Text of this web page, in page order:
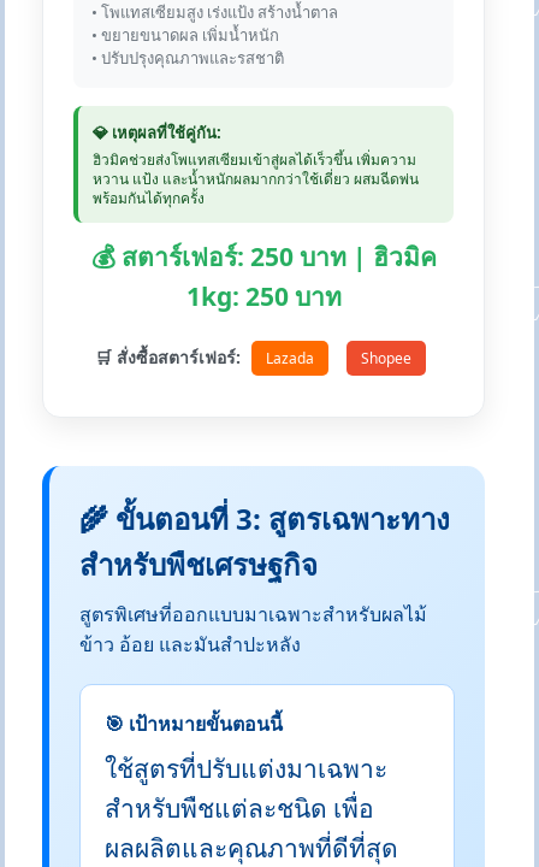
• โพแทสเซียมสูง เร่งแป้ง สร้างน้ำตาล
• ขยายขนาดผล เพิ่มน้ำหนัก
• ปรับปรุงคุณภาพและรสชาติ
💎 เหตุผลที่ใช้คู่กัน:
ฮิวมิคช่วยส่งโพแทสเซียมเข้าสู่ผลได้เร็วขึ้น เพิ่มความ
หวาน แป้ง และน้ำหนักผลมากกว่าใช้เดี่ยว ผสมฉีดพ่น
พร้อมกันได้ทุกครั้ง
💰 สตาร์เฟอร์: 250 บาท | ฮิวมิค
1kg: 250 บาท
🛒 สั่งซื้อสตาร์เฟอร์: Lazada Shopee
🌾 ขั้นตอนที่ 3: สูตรเฉพาะทาง
สำหรับพืชเศรษฐกิจ
สูตรพิเศษที่ออกแบบมาเฉพาะสำหรับผลไม้
ข้าว อ้อย และมันสำปะหลัง
🎯 เป้าหมายขั้นตอนนี้
ใช้สูตรที่ปรับแต่งมาเฉพาะ
สำหรับพืชแต่ละชนิด เพื่อ
ผลผลิตและคุณภาพที่ดีที่สุด